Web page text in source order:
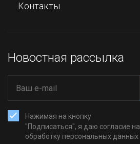
Контакты
Новостная рассылка
Нажимая на кнопку
"Подписаться", я даю согласие на
обработку персональных данных